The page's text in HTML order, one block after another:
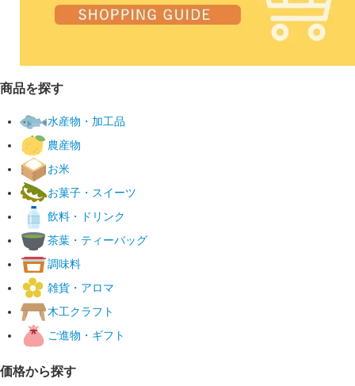
商品を探す
水産物・加工品
農産物
お米
お菓子・スイーツ
飲料・ドリンク
茶葉・ティーバッグ
調味料
雑貨・アロマ
木工クラフト
ご進物・ギフト
価格から探す